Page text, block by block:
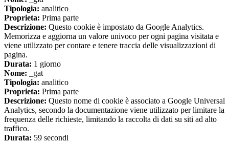
Tipologia: analitico
Proprieta: Prima parte
Descrizione: Questo cookie è impostato da Google Analytics.
Memorizza e aggiorna un valore univoco per ogni pagina visitata e
viene utilizzato per contare e tenere traccia delle visualizzazioni di
pagina.
Durata: 1 giorno
Nome: _gat
Tipologia: analitico
Proprieta: Prima parte
Descrizione: Questo nome di cookie è associato a Google Universal
Analytics, secondo la documentazione viene utilizzato per limitare la
frequenza delle richieste, limitando la raccolta di dati su siti ad alto
traffico.
Durata: 59 secondi